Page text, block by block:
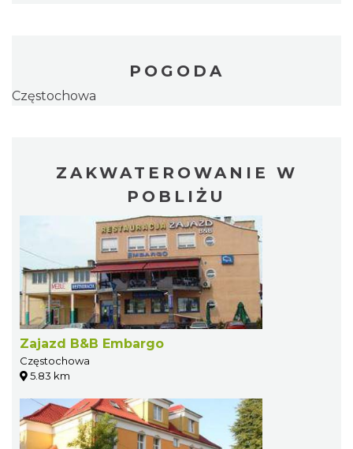
POGODA
Częstochowa
ZAKWATEROWANIE W
POBLIŻU
Zajazd B&B Embargo
Częstochowa
5.83 km